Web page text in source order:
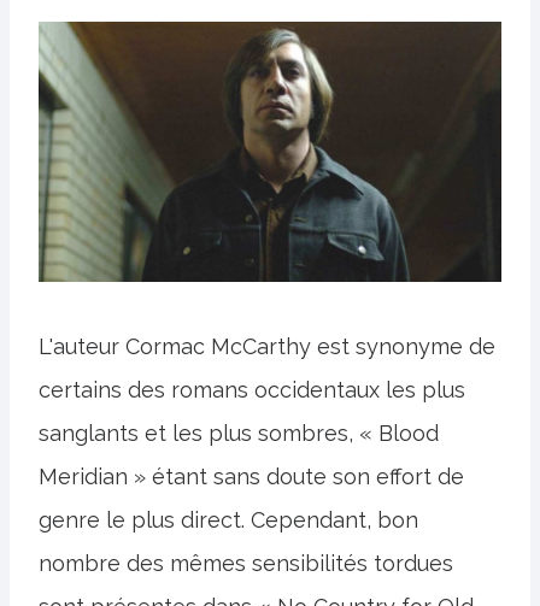
L'auteur Cormac McCarthy est synonyme de
certains des romans occidentaux les plus
sanglants et les plus sombres, « Blood
Meridian » étant sans doute son effort de
genre le plus direct. Cependant, bon
nombre des mêmes sensibilités tordues